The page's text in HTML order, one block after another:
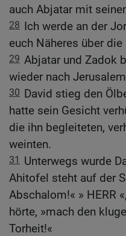
auch Abjatar mit
28 Ich werde an der
euch Näheres über
29 Abjatar und Zadok
wieder nach
30 David stieg den
hatte sein Gesicht
die ihn begleiteten,
weinten.
31 Unterwegs wurde
Ahitofel steht auf der
Abschalom!« » HERR
hörte, »mach den
Torheit!«